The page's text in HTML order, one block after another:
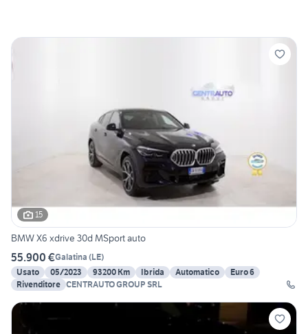
15
BMW X6 xdrive 30d MSport auto
55.900 €Galatina (LE)
Usato
05/2023 93200 Km Ibrida Automatico
Euro 6
Rivenditore CENTRAUTO GROUP SRL